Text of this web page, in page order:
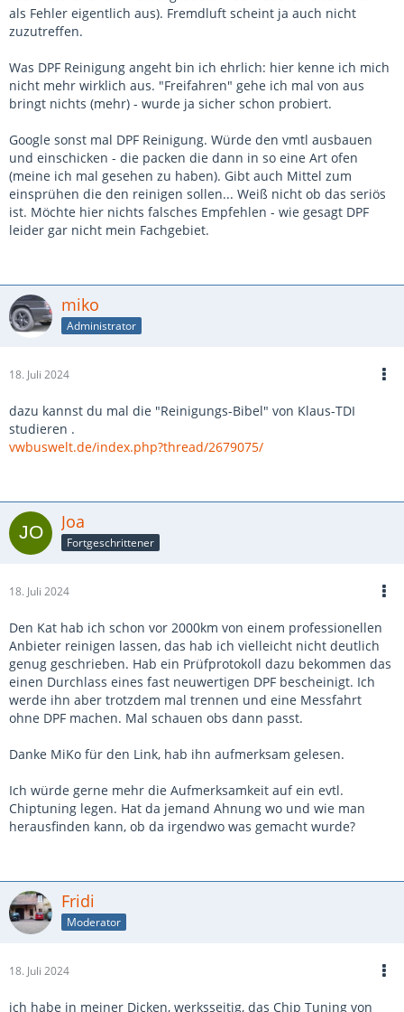
als Fehler eigentlich aus). Fremdluft scheint ja auch nicht
zuzutreffen.
Was DPF Reinigung angeht bin ich ehrlich: hier kenne ich mich
nicht mehr wirklich aus. "Freifahren" gehe ich mal von aus
bringt nichts (mehr) - wurde ja sicher schon probiert.
Google sonst mal DPF Reinigung. Würde den vmtl ausbauen
und einschicken - die packen die dann in so eine Art ofen
(meine ich mal gesehen zu haben). Gibt auch Mittel zum
einsprühen die den reinigen sollen... Weiß nicht ob das seriös
ist. Möchte hier nichts falsches Empfehlen - wie gesagt DPF
leider gar nicht mein Fachgebiet.
miko
Administrator
18. Juli 2024
dazu kannst du mal die "Reinigungs-Bibel" von Klaus-TDI
studieren .
vwbuswelt.de/index.php?thread/2679075/
Joa
Fortgeschrittener
18. Juli 2024
Den Kat hab ich schon vor 2000km von einem professionellen
Anbieter reinigen lassen, das hab ich vielleicht nicht deutlich
genug geschrieben. Hab ein Prüfprotokoll dazu bekommen das
einen Durchlass eines fast neuwertigen DPF bescheinigt. Ich
werde ihn aber trotzdem mal trennen und eine Messfahrt
ohne DPF machen. Mal schauen obs dann passt.
Danke MiKo für den Link, hab ihn aufmerksam gelesen.
Ich würde gerne mehr die Aufmerksamkeit auf ein evtl.
Chiptuning legen. Hat da jemand Ahnung wo und wie man
herausfinden kann, ob da irgendwo was gemacht wurde?
Fridi
Moderator
18. Juli 2024
ich habe in meiner Dicken, werksseitig, das Chip Tuning von